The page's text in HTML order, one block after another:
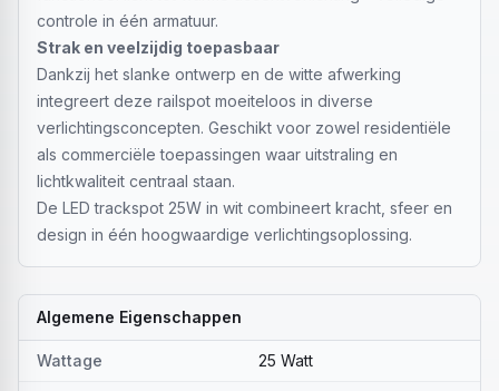
controle in één armatuur.
Strak en veelzijdig toepasbaar
Dankzij het slanke ontwerp en de witte afwerking
integreert deze railspot moeiteloos in diverse
verlichtingsconcepten. Geschikt voor zowel residentiële
als commerciële toepassingen waar uitstraling en
lichtkwaliteit centraal staan.
De LED trackspot 25W in wit combineert kracht, sfeer en
design in één hoogwaardige verlichtingsoplossing.
Algemene Eigenschappen
Wattage 25 Watt